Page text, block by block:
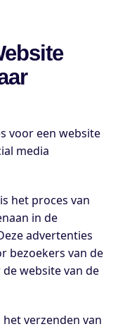
voor een website
media
het proces van
in de
advertenties
bezoekers van de
website van de
verzenden van